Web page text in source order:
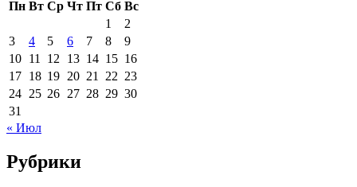
Пн Вт Ср Чт Пт Сб Вс
1
2
3
4 5 6 7 8
9
10 11 12 13 14 15 16
17 18 19 20 21 22 23
24 25 26 27 28 29 30
31
« Июл
Рубрики